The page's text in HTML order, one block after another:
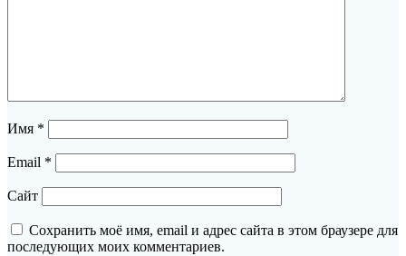
Имя *
Email *
Сайт
Сохранить моё имя, email и адрес сайта в этом браузере для
последующих моих комментариев.